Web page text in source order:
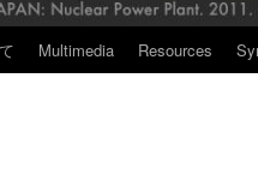
Multimedia Resources